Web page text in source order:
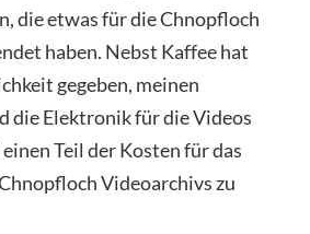
die etwas für die Chnopfloch
haben. Nebst Kaffee hat
gegeben, meinen
die Elektronik für die Videos
Teil der Kosten für das
Videoarchivs zu